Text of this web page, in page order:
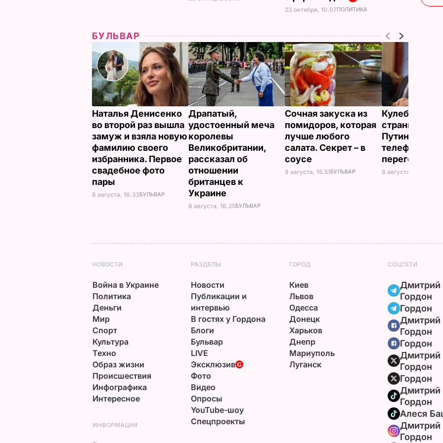
23 октября, 10.07ПОЛИТИКА
БУЛЬВАР
Наталья Денисенко
во второй раз вышла
замуж и взяла новую
фамилию своего
избранника. Первое
свадебное фото
пары
8 августа, 16.32БУЛЬВАР
Драпатый,
удостоенный меча
королевы
Великобритании,
рассказал об
отношении
британцев к
Украине
8 августа, 16.25БУЛЬВАР
Сочная закуска из
помидоров, которая
лучше любого
салата. Секрет – в
соусе
8 августа, 15.51БУЛЬВАР
Кулеба
странной
Путина вести
телефонные
переговоры
8 августа, 10.25
НОВОСТИ
Война в Украине
Политика
Деньги
Мир
Спорт
Культура
Техно
Образ жизни
Происшествия
Инфографика
Интересное
РАЗДЕЛЫ
Новости
Публикации и
интервью
В гостях у Гордона
Блоги
Бульвар
LIVE
Эксклюзив
Фото
Видео
Опросы
YouTube-шоу
Спецпроекты
ГОРОД
Киев
Львов
Одесса
Донецк
Харьков
Днепр
Мариуполь
Луганск
СОЦСЕТИ
Дмитрий
Гордон
Гордон
Дмитрий
Гордон
Гордон
Дмитрий
Гордон
Гордон
Дмитрий
Гордон
Алеся
Дмитрий
Гордон
ИНФОРМАЦИЯ